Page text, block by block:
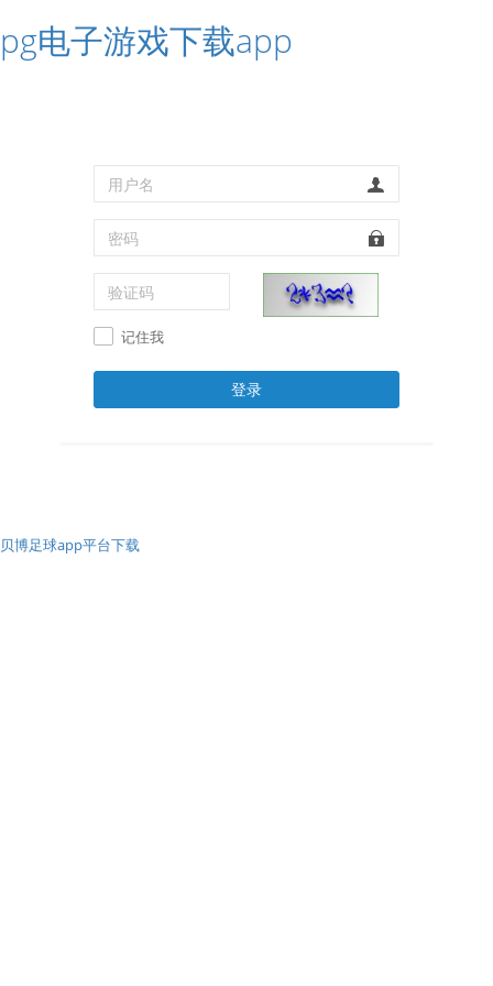
pg电子游戏下载app
记住我
登录
贝博足球app平台下载